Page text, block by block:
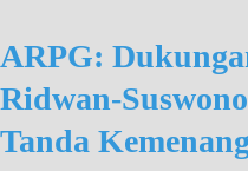
ARPG:
Ridwan-
Tanda